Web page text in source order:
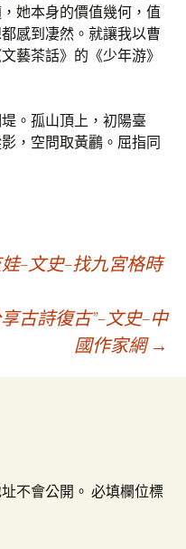
她本身的價值幾何，值
感到凄然。就讓我以曹
藝茶話》的《少年游》
。孤山頂上，初陽臺
，空問取黃鸝。屈指同
–文史–找九宮格時
古詩復古”–文史–中
國作家網 →
不會公開。 必填欄位標